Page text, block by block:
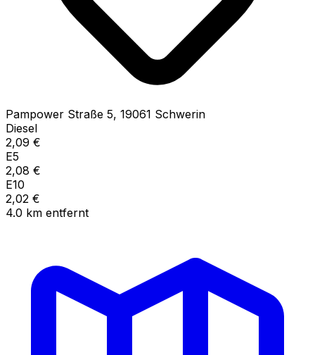
Pampower Straße 5, 19061 Schwerin
Diesel
2,09 €
E5
2,08 €
E10
2,02 €
4.0 km entfernt